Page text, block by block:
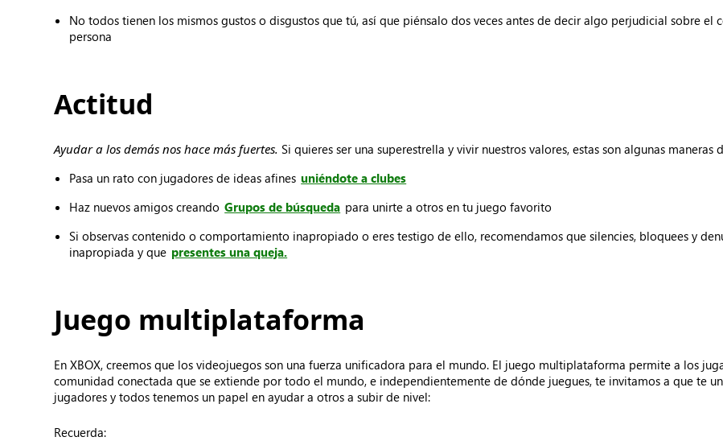
No todos tienen los mismos gustos o disgustos que tú, así que piénsalo dos veces antes de decir algo perjudicial sobre
persona
Actitud
Ayudar a los demás nos hace más fuertes. Si quieres ser una superestrella y vivir nuestros valores, estas son algunas maneras
Pasa un rato con jugadores de ideas afines uniéndote a clubes
Haz nuevos amigos creando Grupos de búsqueda para unirte a otros en tu juego favorito
Si observas contenido o comportamiento inapropiado o eres testigo de ello, recomendamos que silencies, bloquees y
inapropiada y que presentes una queja.
Juego multiplataforma
En XBOX, creemos que los videojuegos son una fuerza unificadora para el mundo. El juego multiplataforma permite a los
comunidad conectada que se extiende por todo el mundo, e independientemente de dónde juegues, te invitamos a que te
jugadores y todos tenemos un papel en ayudar a otros a subir de nivel:
Recuerda: